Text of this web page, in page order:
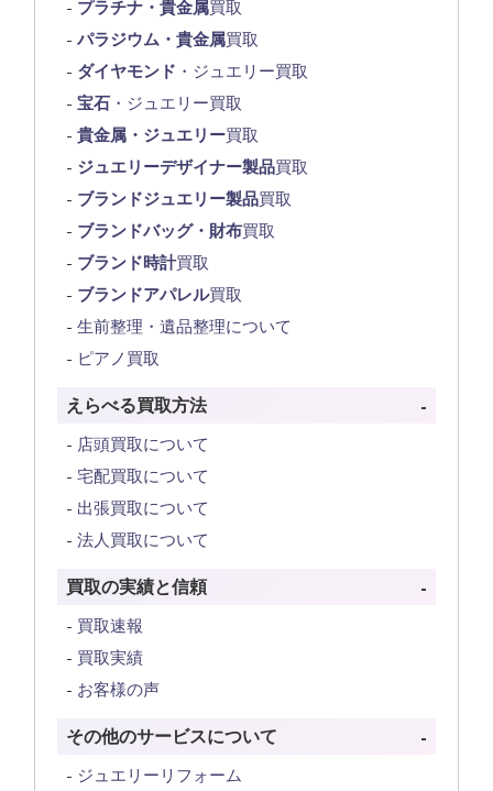
プラチナ・貴金属買取
パラジウム・貴金属買取
ダイヤモンド ・ジュエリー買取
宝石 ・ジュエリー買取
貴金属・ジュエリー買取
ジュエリーデザイナー製品買取
ブランドジュエリー製品買取
ブランドバッグ・財布買取
ブランド時計買取
ブランドアパレル買取
生前整理・遺品整理について
ピアノ買取
えらべる買取方法
店頭買取について
宅配買取について
出張買取について
法人買取について
買取の実績と信頼
買取速報
買取実績
お客様の声
その他のサービスについて
ジュエリーリフォーム